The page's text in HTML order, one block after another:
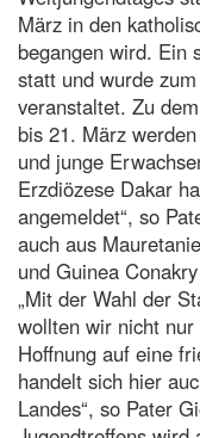
März in den
begangen wird. Ein
statt und wurde
veranstaltet. Zu
bis 21. März
und junge
Erzdiözese Dakar
angemeldet“, so
auch aus
und Guinea
„Mit der Wahl der
wollten wir nicht
Hoffnung auf eine
handelt sich hier
Landes“, so Pater